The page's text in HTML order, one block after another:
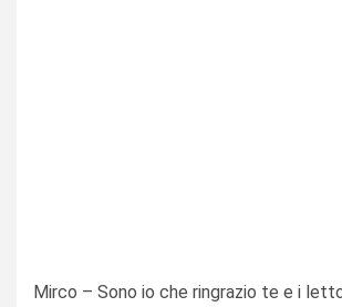
Mirco – Sono io che ringrazio te e i